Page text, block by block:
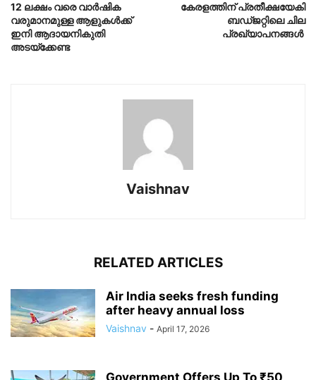
12 ലക്ഷം വരെ വാർഷിക
വരുമാനമുള്ള ആളുകൾക്ക്
ഇനി ആദായനികുതി
അടയ്ക്കേണ്ട
കേരളത്തിന് പ്രതീക്ഷയേകി
ബഡ്ജറ്റിലെ ചില
പ്രഖ്യാപനങ്ങൾ
Vaishnav
RELATED ARTICLES
Air India seeks fresh funding
after heavy annual loss
Vaishnav - April 17, 2026